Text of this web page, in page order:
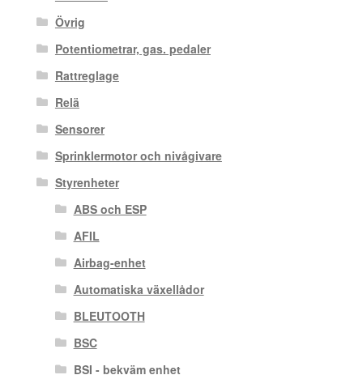
Övrig
Potentiometrar, gas. pedaler
Rattreglage
Relä
Sensorer
Sprinklermotor och nivågivare
Styrenheter
ABS och ESP
AFIL
Airbag-enhet
Automatiska växellådor
BLEUTOOTH
BSC
BSI - bekväm enhet